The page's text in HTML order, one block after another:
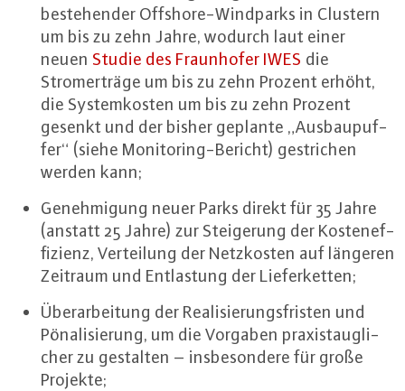
be­ste­hen­der Off­shore-Wind­parks in Clustern
um bis zu zehn Jahre, wodurch laut einer
neuen Studie des Fraun­ho­fer IWES die
Stromer­trä­ge um bis zu zehn Prozent erhöht,
die Sys­tem­kos­ten um bis zu zehn Prozent
gesenkt und der bisher geplante „Aus­bau­puf­
fer“ (siehe Mo­ni­to­ring-Be­richt) ge­stri­chen
werden kann;
Ge­neh­mi­gung neuer Parks direkt für 35 Jahre
(anstatt 25 Jahre) zur Stei­ge­rung der Kos­ten­ef­
fi­zi­enz, Ver­tei­lung der Netz­kos­ten auf längeren
Zeitraum und Ent­las­tung der Lie­fer­ket­ten;
Über­ar­bei­tung der Rea­li­sie­rungs­fris­ten und
Pö­na­li­sie­rung, um die Vorgaben pra­xis­taug­li­
cher zu gestalten – ins­be­son­de­re für große
Projekte;